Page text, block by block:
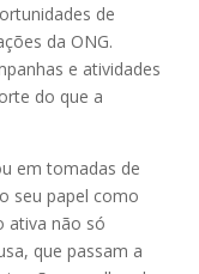
de
da ONG.
e atividades
do que a
em tomadas de
seu papel como
ativa não só
que passam a